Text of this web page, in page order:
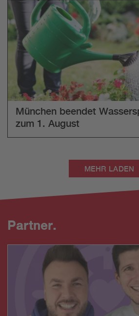
München beendet
zum 1. August
MEHR LADEN
Partner.